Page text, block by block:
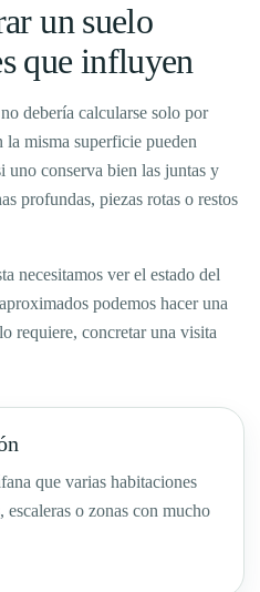
un suelo
que influyen
debería calcularse solo por
la misma superficie pueden
uno conserva bien las juntas y
profundas, piezas rotas o restos
necesitamos ver el estado del
podemos hacer una
requiere, concretar una visita
que varias habitaciones
escaleras o zonas con mucho